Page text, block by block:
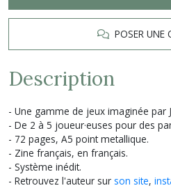
POSER UNE
Description
- Une gamme de jeux imaginée par
- De 2 à 5 joueur·euses pour des
- 72 pages, A5 point metallique.
- Zine français, en français.
- Système inédit.
- Retrouvez l'auteur sur son site,